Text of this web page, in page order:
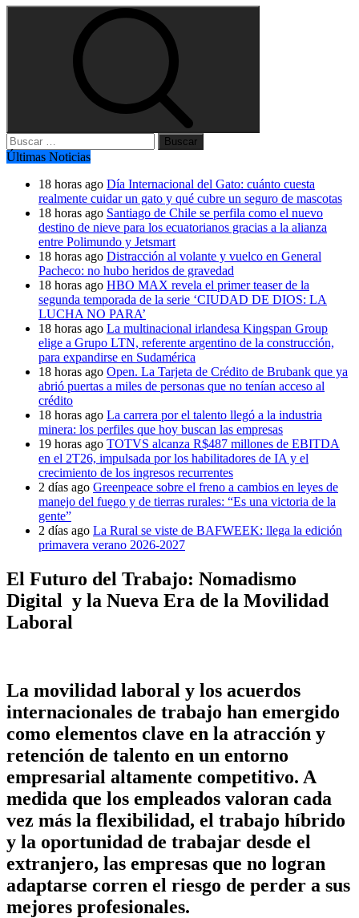
Buscar:
Últimas Noticias
18 horas ago Día Internacional del Gato: cuánto cuesta
realmente cuidar un gato y qué cubre un seguro de mascotas
18 horas ago Santiago de Chile se perfila como el nuevo
destino de nieve para los ecuatorianos gracias a la alianza
entre Polimundo y Jetsmart
18 horas ago Distracción al volante y vuelco en General
Pacheco: no hubo heridos de gravedad
18 horas ago HBO MAX revela el primer teaser de la
segunda temporada de la serie ‘CIUDAD DE DIOS: LA
LUCHA NO PARA’
18 horas ago La multinacional irlandesa Kingspan Group
elige a Grupo LTN, referente argentino de la construcción,
para expandirse en Sudamérica
18 horas ago Open. La Tarjeta de Crédito de Brubank que ya
abrió puertas a miles de personas que no tenían acceso al
crédito
18 horas ago La carrera por el talento llegó a la industria
minera: los perfiles que hoy buscan las empresas
19 horas ago TOTVS alcanza R$487 millones de EBITDA
en el 2T26, impulsada por los habilitadores de IA y el
crecimiento de los ingresos recurrentes
2 días ago Greenpeace sobre el freno a cambios en leyes de
manejo del fuego y de tierras rurales: “Es una victoria de la
gente”
2 días ago La Rural se viste de BAFWEEK: llega la edición
primavera verano 2026-2027
El Futuro del Trabajo: Nomadismo
Digital y la Nueva Era de la Movilidad
Laboral
La movilidad laboral y los acuerdos
internacionales de trabajo han emergido
como elementos clave en la atracción y
retención de talento en un entorno
empresarial altamente competitivo. A
medida que los empleados valoran cada
vez más la flexibilidad, el trabajo híbrido
y la oportunidad de trabajar desde el
extranjero, las empresas que no logran
adaptarse corren el riesgo de perder a sus
mejores profesionales.